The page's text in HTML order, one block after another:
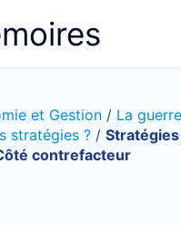
et Gestion / La
stratégies ? /
contrefacteur